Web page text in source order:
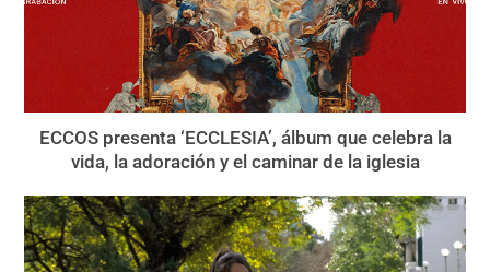
ECCOS presenta ‘ECCLESIA’, álbum que celebra la
vida, la adoración y el caminar de la iglesia